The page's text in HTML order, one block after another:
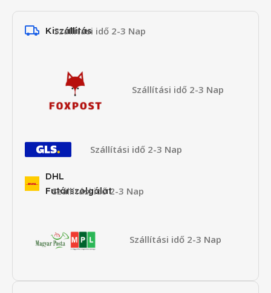
Kiszállítás
Szállítási idő 2-3 Nap
Szállítási idő 2-3 Nap
Szállítási idő 2-3 Nap
DHL
Futárszolgálat
Szállítási idő 2-3 Nap
Szállítási idő 2-3 Nap